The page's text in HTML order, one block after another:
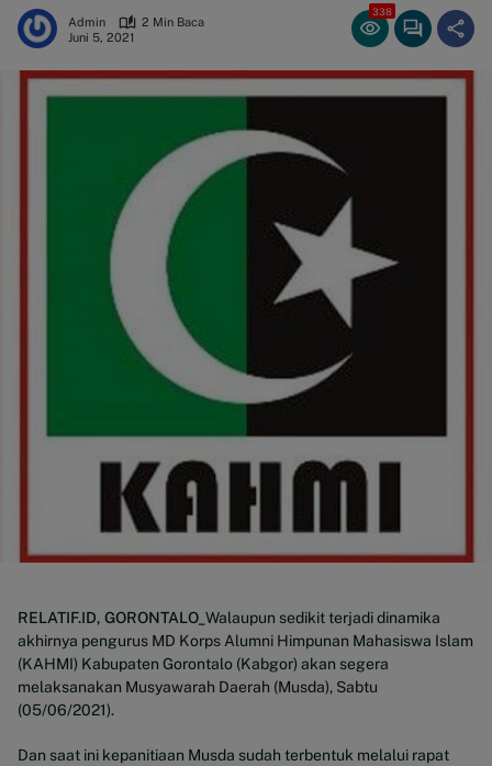
Admin
2 Min Baca
Juni 5, 2021
338
RELATIF.ID, GORONTALO_ Walaupun sedikit terjadi dinamika
akhirnya pengurus MD Korps Alumni Himpunan Mahasiswa Islam
(KAHMI) Kabupaten Gorontalo (Kabgor) akan segera
melaksanakan Musyawarah Daerah (Musda), Sabtu
(05/06/2021).
Dan saat ini kepanitiaan Musda sudah terbentuk melalui rapat